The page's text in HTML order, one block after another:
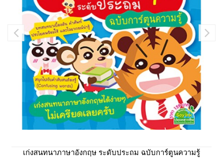
เก่งสนทนาภาษาอังกฤษ ระดับประถม ฉบับการ์ตูนความรู้